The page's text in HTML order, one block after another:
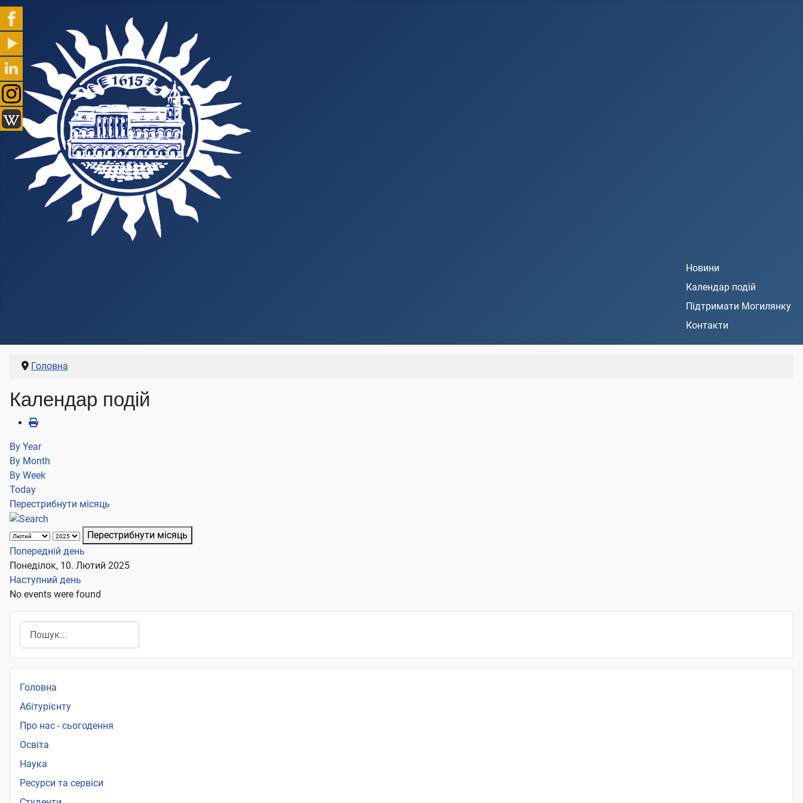
Новини
Календар подій
Підтримати Могилянку
Контакти
Головна
Календар подій
By Year
By Month
By Week
Today
Перестрибнути місяць
Перестрибнути місяць
Попередній день
Понеділок, 10. Лютий 2025
Наступний день
No events were found
Головна
Абітурієнту
Про нас - сьогодення
Освіта
Наука
Ресурси та сервіси